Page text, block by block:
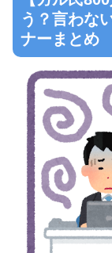
う？言わな
ナーまとめ